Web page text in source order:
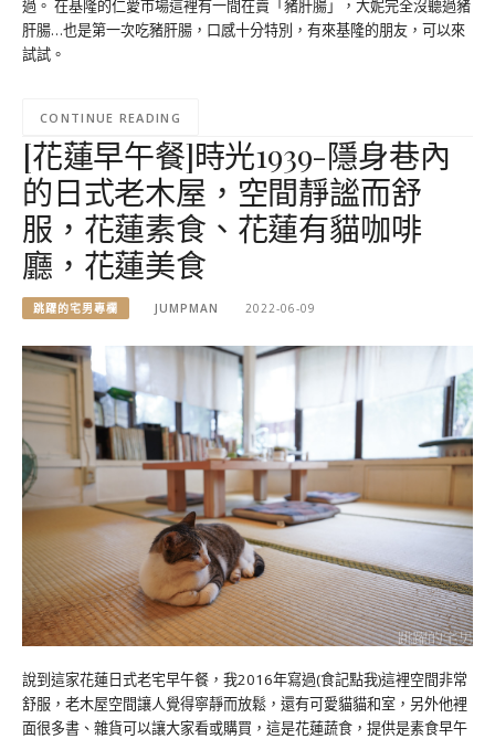
過。 在基隆的仁愛市場這裡有一間在賣「豬肝腸」，大妮完全沒聽過豬
肝腸…也是第一次吃豬肝腸，口感十分特別，有來基隆的朋友，可以來
試試。
CONTINUE READING
[花蓮早午餐]時光1939-隱身巷內
的日式老木屋，空間靜謐而舒
服，花蓮素食、花蓮有貓咖啡
廳，花蓮美食
跳躍的宅男專欄 JUMPMAN 2022-06-09
說到這家花蓮日式老宅早午餐，我2016年寫過(食記點我)這裡空間非常
舒服，老木屋空間讓人覺得寧靜而放鬆，還有可愛貓貓和室，另外他裡
面很多書、雜貨可以讓大家看或購買，這是花蓮蔬食，提供是素食早午